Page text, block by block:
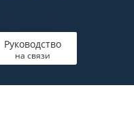
Руководство
на связи